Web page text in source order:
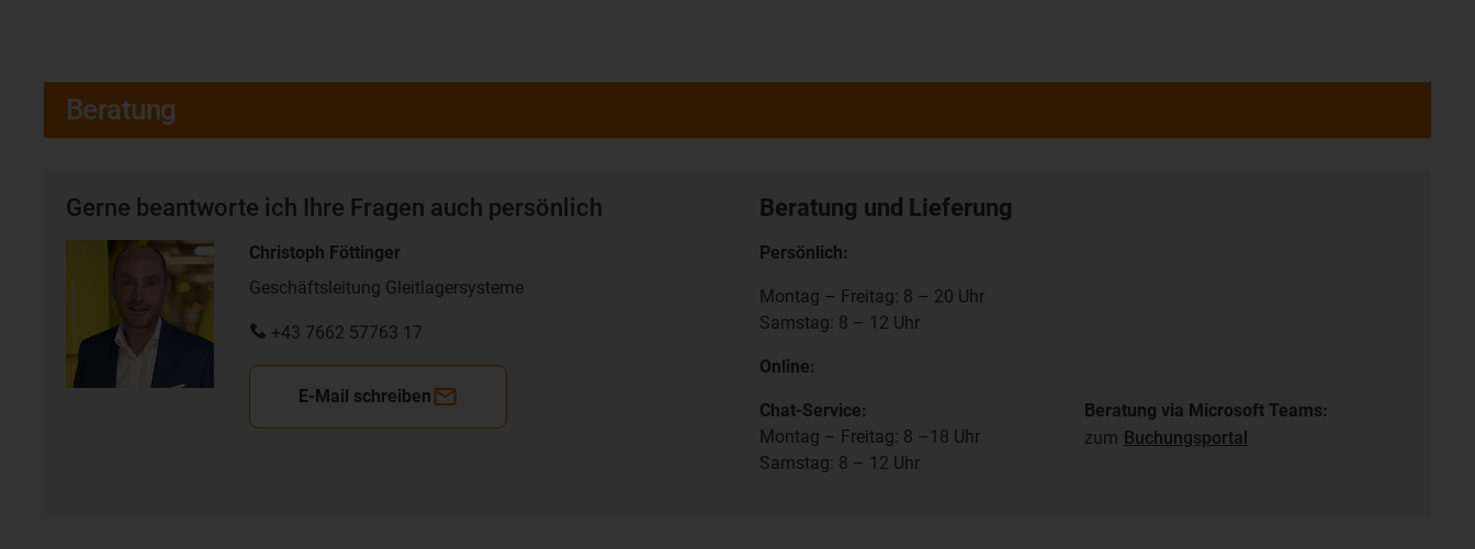
Beratung
Gerne beantworte ich Ihre Fragen auch persönlich
Christoph Föttinger
Geschäftsleitung Gleitlagersysteme
+43 7662 57763 17
E-Mail schreiben
Beratung und Lieferung
Persönlich:
Montag – Freitag: 8 – 20 Uhr
Samstag: 8 – 12 Uhr
Online:
Chat-Service:
Montag – Freitag: 8 –18 Uhr
Samstag: 8 – 12 Uhr
Beratung via Microsoft Teams:
zum Buchungsportal